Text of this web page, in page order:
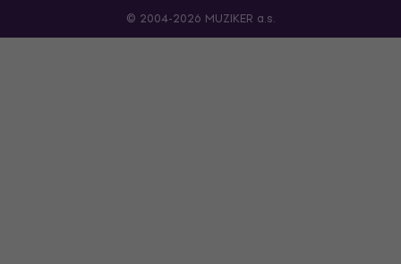
© 2004-2026 MUZIKER a.s.